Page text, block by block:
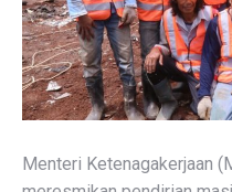
Menteri Ketenagakerjaan